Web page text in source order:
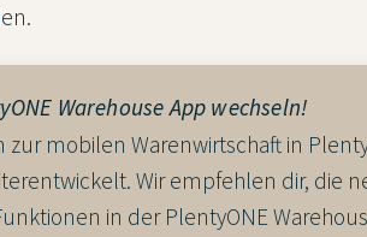
Warehouse App wechseln!
zur mobilen Warenwirtschaft in
Wir empfehlen dir, die
in der PlentyONE